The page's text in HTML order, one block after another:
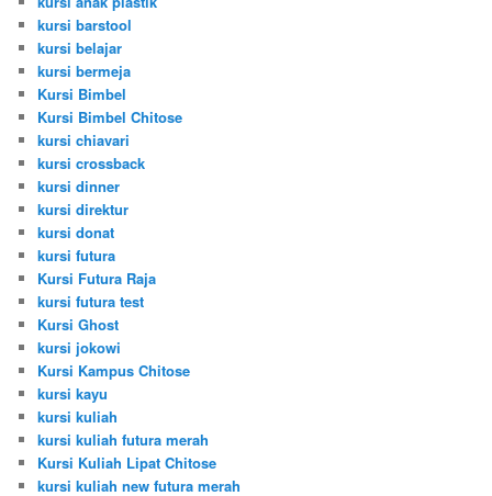
kursi barstool
kursi belajar
kursi bermeja
Kursi Bimbel
Kursi Bimbel Chitose
kursi chiavari
kursi crossback
kursi dinner
kursi direktur
kursi donat
kursi futura
Kursi Futura Raja
kursi futura test
Kursi Ghost
kursi jokowi
Kursi Kampus Chitose
kursi kayu
kursi kuliah
kursi kuliah futura merah
Kursi Kuliah Lipat Chitose
kursi kuliah new futura merah